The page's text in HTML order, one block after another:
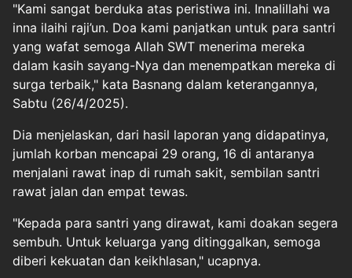
"Kami sangat berduka atas peristiwa ini. Innalillahi wa
inna ilaihi raji’un. Doa kami panjatkan untuk para santri
yang wafat semoga Allah SWT menerima mereka
dalam kasih sayang-Nya dan menempatkan mereka di
surga terbaik," kata Basnang dalam keterangannya,
Sabtu (26/4/2025).
Dia menjelaskan, dari hasil laporan yang didapatinya,
jumlah korban mencapai 29 orang, 16 di antaranya
menjalani rawat inap di rumah sakit, sembilan santri
rawat jalan dan empat tewas.
"Kepada para santri yang dirawat, kami doakan segera
sembuh. Untuk keluarga yang ditinggalkan, semoga
diberi kekuatan dan keikhlasan," ucapnya.